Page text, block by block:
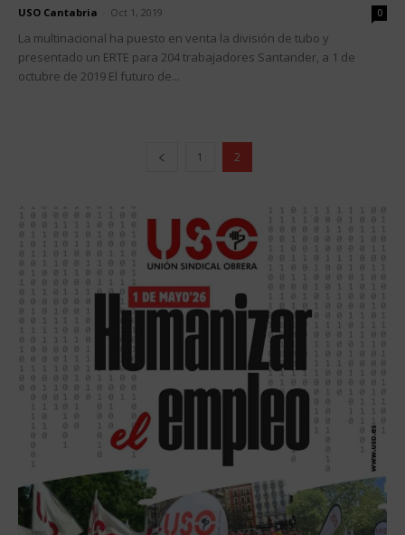
USO Cantabria Oct 1, 2019 0
La multinacional ha puesto en venta la división de tubo y
presentado un ERTE para 204 trabajadores Santander, a 1 de
octubre de 2019 El futuro de...
1 2